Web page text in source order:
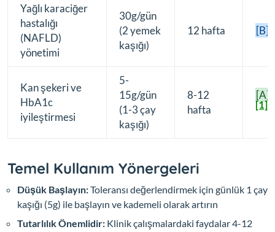
Yağlı karaciğer
hastalığı
(NAFLD)
yönetimi
30g/gün
(2 yemek
kaşığı)
12 hafta [B]
Kan şekeri ve
HbA1c
iyileştirmesi
5-
15g/gün
(1-3 çay
kaşığı)
8-12
hafta
[A]
[1]
Temel Kullanım Yönergeleri
Düşük Başlayın:Toleransı değerlendirmek için günlük 1 çay
kaşığı (5g) ile başlayın ve kademeli olarak artırın
Tutarlılık Önemlidir: Klinik çalışmalardaki faydalar 4-12